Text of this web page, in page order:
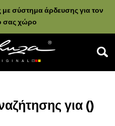
σύστημα άρδευσης για τον
σας χώρο
για ()